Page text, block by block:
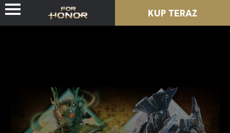
PRZEPUSTEK
KUP TERAZ